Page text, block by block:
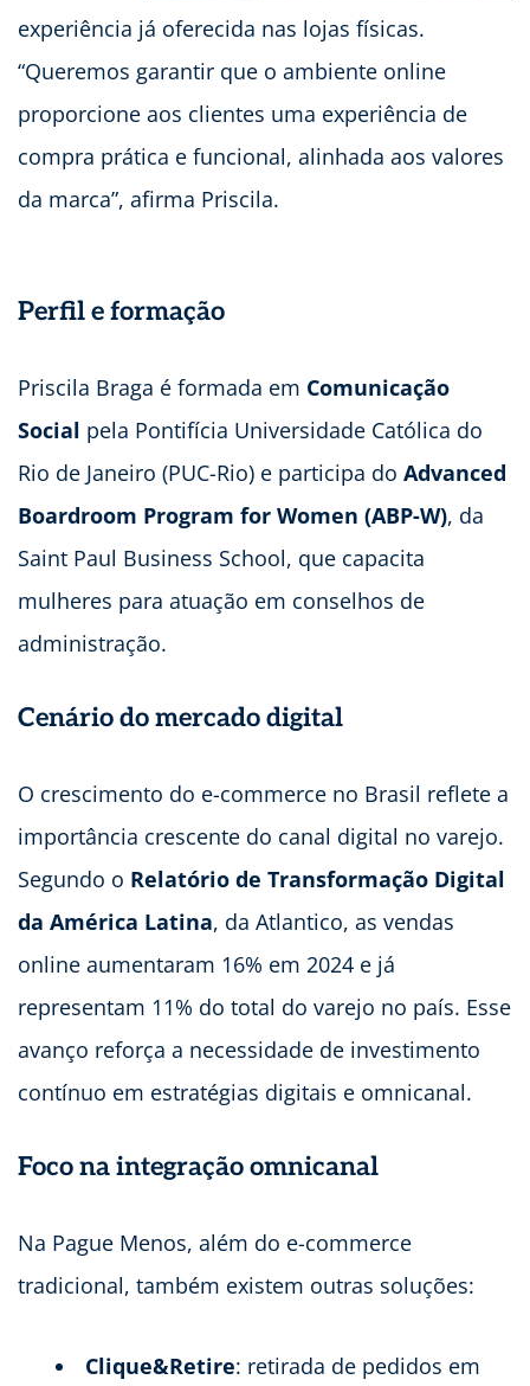
experiência já oferecida nas lojas físicas.
“Queremos garantir que o ambiente online
proporcione aos clientes uma experiência de
compra prática e funcional, alinhada aos valores
da marca”, afirma Priscila.
Perfil e formação
Priscila Braga é formada em Comunicação
Social pela Pontifícia Universidade Católica do
Rio de Janeiro (PUC-Rio) e participa do Advanced
Boardroom Program for Women (ABP-W), da
Saint Paul Business School, que capacita
mulheres para atuação em conselhos de
administração.
Cenário do mercado digital
O crescimento do e-commerce no Brasil reflete a
importância crescente do canal digital no varejo.
Segundo o Relatório de Transformação Digital
da América Latina, da Atlantico, as vendas
online aumentaram 16% em 2024 e já
representam 11% do total do varejo no país. Esse
avanço reforça a necessidade de investimento
contínuo em estratégias digitais e omnicanal.
Foco na integração omnicanal
Na Pague Menos, além do e-commerce
tradicional, também existem outras soluções:
Clique&Retire: retirada de pedidos em